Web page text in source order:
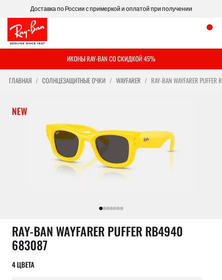
Доставка по России с примеркой и оплатой при получении
ИКОНЫ RAY-BAN СО СКИДКОЙ 45%
ГЛАВНАЯ СОЛНЦЕЗАЩИТНЫЕ ОЧКИ WAYFARER RAY-BAN WAYFARER
NEW
RAY-BAN WAYFARER PUFFER RB4940
683087
4 ЦВЕТА